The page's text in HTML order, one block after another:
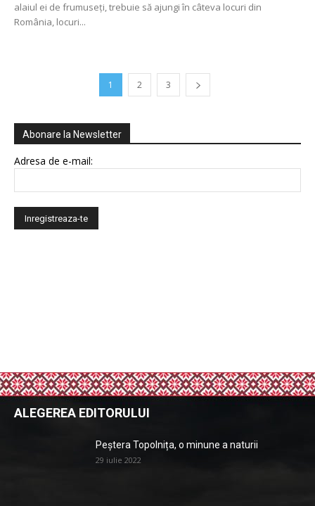
alaiul ei de frumuseți, trebuie să ajungi în câteva locuri din
România, locuri...
1 2 3
Abonare la Newsletter
Adresa de e-mail:
ALEGEREA EDITORULUI
Peștera Topolnița, o minune a naturii
29 iulie 2022